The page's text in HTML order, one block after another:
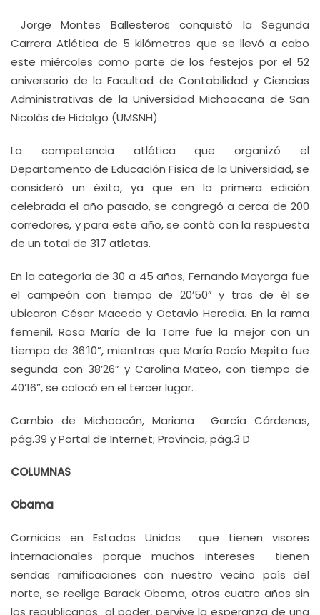
Jorge Montes Ballesteros conquistó la Segunda
Carrera Atlética de 5 kilómetros que se llevó a cabo
este miércoles como parte de los festejos por el 52
aniversario de la Facultad de Contabilidad y Ciencias
Administrativas de la Universidad Michoacana de San
Nicolás de Hidalgo (UMSNH).
La competencia atlética que organizó el
Departamento de Educación Física de la Universidad, se
consideró un éxito, ya que en la primera edición
celebrada el año pasado, se congregó a cerca de 200
corredores, y para este año, se contó con la respuesta
de un total de 317 atletas.
En la categoría de 30 a 45 años, Fernando Mayorga fue
el campeón con tiempo de 20’50” y tras de él se
ubicaron César Macedo y Octavio Heredia. En la rama
femenil, Rosa María de la Torre fue la mejor con un
tiempo de 36’10”, mientras que María Rocío Mepita fue
segunda con 38’26” y Carolina Mateo, con tiempo de
40’16”, se colocó en el tercer lugar.
Cambio de Michoacán, Mariana García Cárdenas,
pág.39 y Portal de Internet; Provincia, pág.3 D
COLUMNAS
Obama
Comicios en Estados Unidos que tienen visores
internacionales porque muchos intereses tienen
sendas ramificaciones con nuestro vecino país del
norte, se reelige Barack Obama, otros cuatro años sin
los republicanos al poder, pervive la esperanza de una